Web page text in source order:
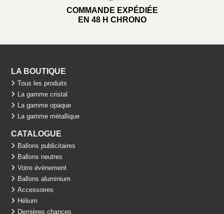
COMMANDE EXPÉDIÉE
EN 48 H CHRONO
LA BOUTIQUE
Tous les produits
La gamme cristal
La gamme opaque
La gamme métallique
CATALOGUE
Ballons publicitaires
Ballons neutres
Votre évènement
Ballons aluminium
Accessoires
Hélium
Dernières chances